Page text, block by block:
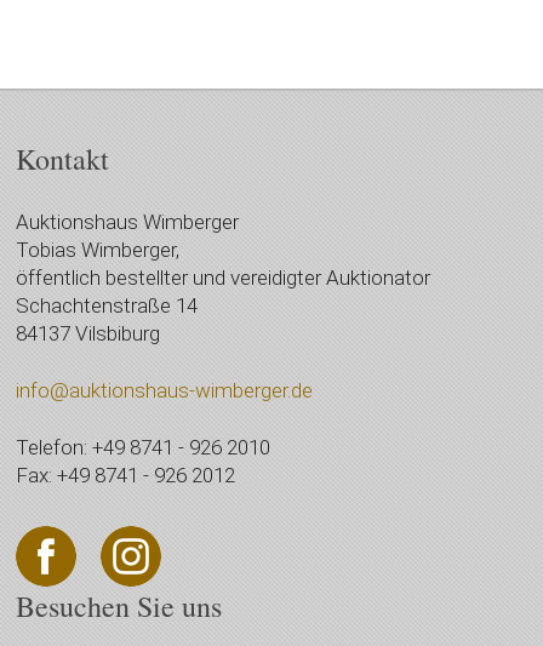
Kontakt
Auktionshaus Wimberger
Tobias Wimberger,
öffentlich bestellter und vereidigter Auktionator
Schachtenstraße 14
84137 Vilsbiburg
info@auktionshaus-wimberger.de
Telefon: +49 8741 - 926 2010
Fax: +49 8741 - 926 2012
Besuchen Sie uns